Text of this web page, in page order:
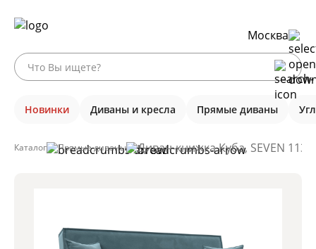
Москва
Новинки Диваны и кресла Прямые диваны
Каталог Прямые диваны Диван-книжка Куба, SEVEN